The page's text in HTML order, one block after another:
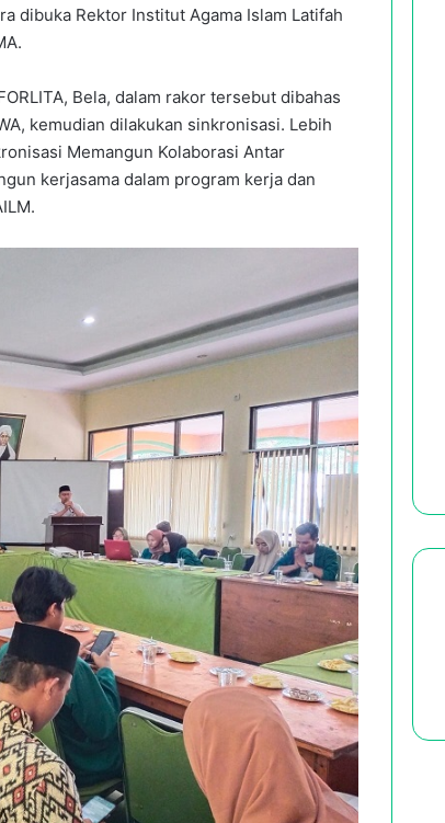
dibuka Rektor Institut Agama Islam Latifah
Bela, dalam rakor tersebut dibahas
kemudian dilakukan sinkronisasi. Lebih
Memangun Kolaborasi Antar
kerjasama dalam program kerja dan